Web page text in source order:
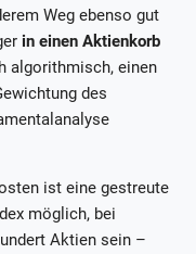
Weg ebenso gut
in einen Aktienkorb
algorithmisch, einen
des
ist eine gestreute
möglich, bei
Aktien sein –